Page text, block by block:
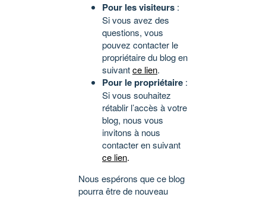
Pour les visiteurs :
Si vous avez des
questions, vous
pouvez contacter le
propriétaire du blog en
suivantce lien.
Pour le propriétaire :
Si vous souhaitez
rétablir l’accès à votre
blog, nous vous
invitons à nous
contacter en suivant
ce lien.
Nous espérons que ce blog
pourra être de nouveau